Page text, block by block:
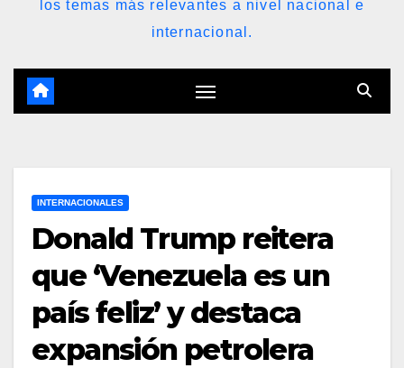
los temas más relevantes a nivel nacional e
internacional.
INTERNACIONALES
Donald Trump reitera
que ‘Venezuela es un
país feliz’ y destaca
expansión petrolera